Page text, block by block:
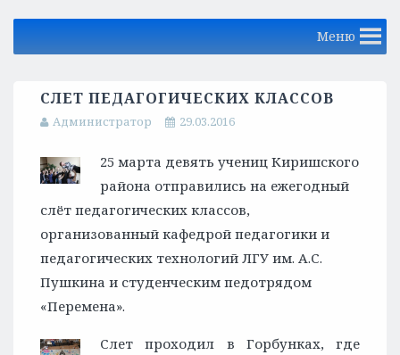
Меню
СЛЕТ ПЕДАГОГИЧЕСКИХ КЛАССОВ
Администратор 29.03.2016
25 марта девять учениц Киришского
района отправились на ежегодный
слёт педагогических классов,
организованный кафедрой педагогики и
педагогических технологий ЛГУ им. А.С.
Пушкина и студенческим педотрядом
«Перемена».
Слет проходил в Горбунках, где